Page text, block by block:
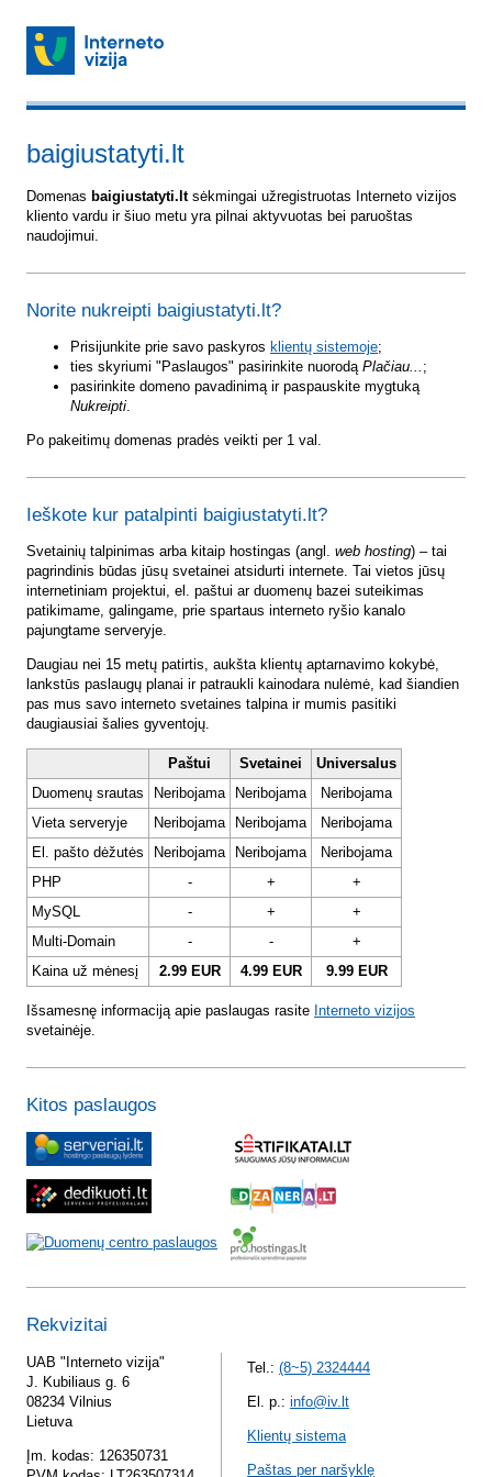
baigiustatyti.lt
Domenas baigiustatyti.ltsėkmingai užregistruotas Interneto vizijos
kliento vardu ir šiuo metu yra pilnai aktyvuotas bei paruoštas
naudojimui.
Norite nukreipti baigiustatyti.lt?
Prisijunkite prie savo paskyros klientų sistemoje;
ties skyriumi "Paslaugos" pasirinkite nuorodą Plačiau... ;
pasirinkite domeno pavadinimą ir paspauskite mygtuką
Nukreipti.
Po pakeitimų domenas pradės veikti per 1 val.
Ieškote kur patalpinti baigiustatyti.lt?
Svetainių talpinimas arba kitaip hostingas (angl. web hosting) – tai
pagrindinis būdas jūsų svetainei atsidurti internete. Tai vietos jūsų
internetiniam projektui, el. paštui ar duomenų bazei suteikimas
patikimame, galingame, prie spartaus interneto ryšio kanalo
pajungtame serveryje.
Daugiau nei 15 metų patirtis, aukšta klientų aptarnavimo kokybė,
lankstūs paslaugų planai ir patraukli kainodara nulėmė, kad šiandien
pas mus savo interneto svetaines talpina ir mumis pasitiki
daugiausiai šalies gyventojų.
Paštui Svetainei
Universalus
Duomenų srautas
Neribojama Neribojama
Neribojama
Vieta serveryje
Neribojama Neribojama
Neribojama
El. pašto dėžutės
Neribojama Neribojama
Neribojama
PHP
- +
+
MySQL
- +
+
Multi-Domain
- -
+
Kaina už mėnesį
2.99 EUR 4.99 EUR 9.99 EUR
Išsamesnę informaciją apie paslaugas rasite Interneto vizijos
svetainėje.
Kitos paslaugos
Rekvizitai
UAB "Interneto vizija"
J. Kubiliaus g. 6
08234 Vilnius
Lietuva
Įm. kodas: 126350731
Tel.: (8~5) 2324444
El. p.: info@iv.lt
Klientų sistema
Paštas per naršyklę